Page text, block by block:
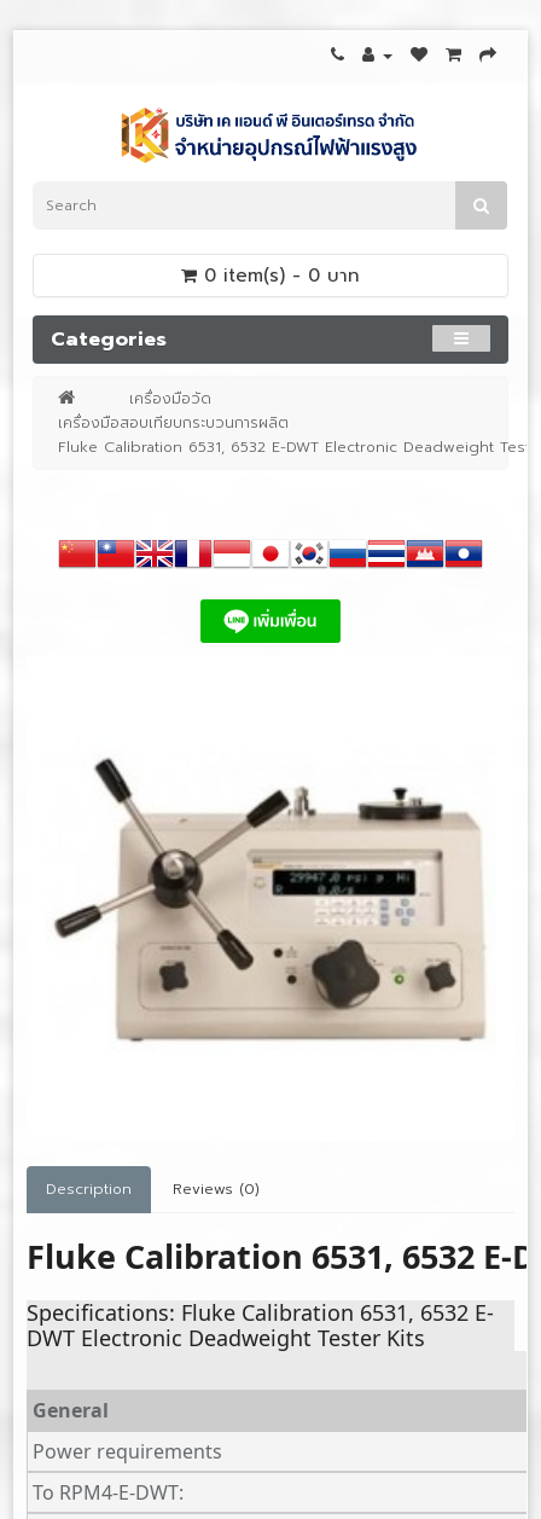
0 item(s) - 0 บาท
Categories
เครื่องมือวัด
เครื่องมือสอบเทียบกระบวนการผลิต
Fluke Calibration 6531, 6532 E-DWT Electronic Deadweight
Description Reviews (0)
Fluke Calibration 6531, 6532
Specifications: Fluke Calibration 6531, 6532 E-
DWT Electronic Deadweight Tester Kits
General
Power requirements
To RPM4-E-DWT: